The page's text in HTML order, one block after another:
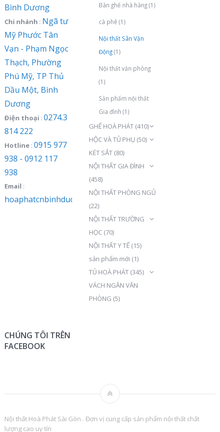
Bình Dương
Chi nhánh : Ngã tư
Mỹ Phước Tân
Vạn - Phạm Ngọc
Thạch, Phường
Phú Mỹ, TP Thủ
Dầu Một, Bình
Dương
Điện thoại : 0274.3
814 222
Hotline: 0915 977
938 - 0912 117
938
Email :
hoaphatcnbinhduong@gmail.com
Bàn ghế nhà hàng(1)
cà phê (1)
Nội thất Sân Vận
Động(1)
Nội thất văn phòng
(1)
Sản phẩm nội thất
Gia đình (1)
GHẾ HOÀ PHÁT (410)
HỘC VÀ TỦ PHỤ (50)
KÉT SẮT (80)
NỘI THẤT GIA ĐÌNH
(458)
NỘI THẤT PHÒNG NGỦ
(22)
NỘI THẤT TRƯỜNG
HỌC (70)
NỘI THẤT Y TẾ (15)
sản phẩm mới (1)
TỦ HOÀ PHÁT (345)
VÁCH NGĂN VĂN
PHÒNG (5)
CHÚNG TÔI TRÊN
FACEBOOK
Nội thất Hoà Phát Sài Gòn . Đơn vị cung cấp sản phẩm nội thất chất
lượng cao uy tín